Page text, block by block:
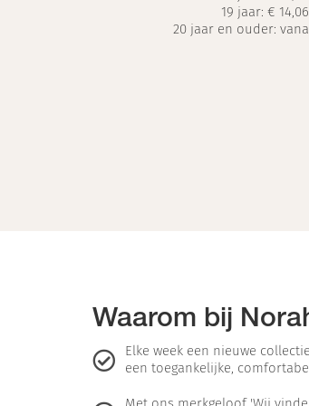
19 jaar: € 14,06
20 jaar en ouder:
Waarom bij
Elke week een nieuwe
een toegankelijke,